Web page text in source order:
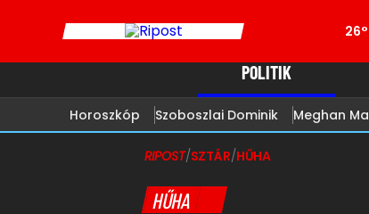
POLITIK
Horoszkóp Szoboszlai Dominik Meghan
RIPOST/SZTÁR/HŰHA
HŰHA